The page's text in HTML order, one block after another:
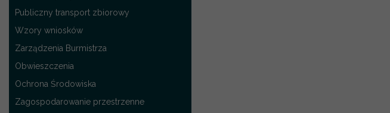
Publiczny transport zbiorowy
Wzory wniosków
Zarządzenia Burmistrza
Obwieszczenia
Ochrona Środowiska
Zagospodarowanie przestrzenne